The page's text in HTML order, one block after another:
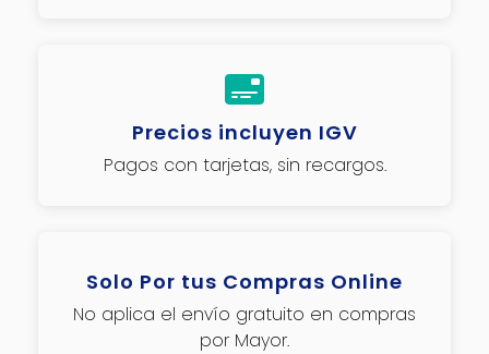
Precios incluyen IGV
Pagos con tarjetas, sin recargos.
Solo Por tus Compras Online
No aplica el envío gratuito en compras
por Mayor.